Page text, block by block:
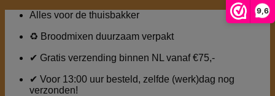
9,6
inhoud
Alles voor de thuisbakker
♻ Broodmixen duurzaam verpakt
✔ Gratis verzending binnen NL vanaf €75,-
✔ Voor 13:00 uur besteld, zelfde (werk)dag nog
verzonden!